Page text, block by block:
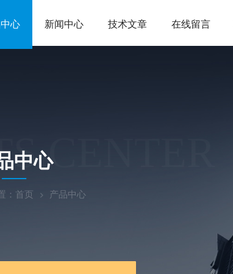
心 新闻中心 技术文章 在线留言
CENTER
中心
： 首页 产品中心